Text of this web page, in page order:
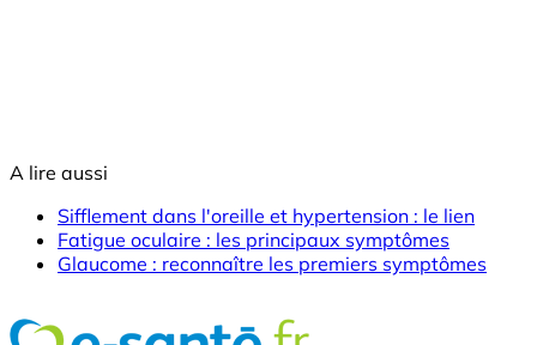
A lire aussi
Sifflement dans l'oreille et hypertension : le lien
Fatigue oculaire : les principaux symptômes
Glaucome : reconnaître les premiers symptômes